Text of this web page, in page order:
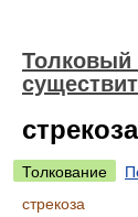
Толковый
стрекоза
Толкование
стрекоза